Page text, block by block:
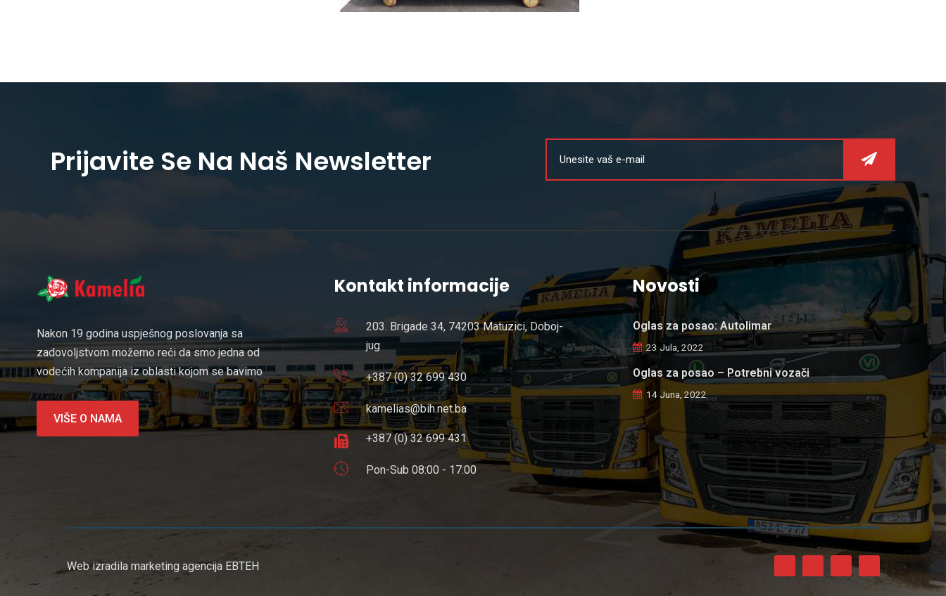
Prijavite Se Na Naš Newsletter
Nakon 19 godina uspješnog poslovanja sa
zadovoljstvom možemo reći da smo jedna od
vodećih kompanija iz oblasti kojom se bavimo
VIŠE O NAMA
Kontakt informacije
203. Brigade 34, 74203 Matuzici, Doboj-
jug
+387 (0) 32 699 430
kamelias@bih.net.ba
+387 (0) 32 699 431
Pon-Sub 08:00 - 17:00
Novosti
Oglas za posao: Autolimar
23 Jula, 2022
Oglas za posao – Potrebni vozači
14 Juna, 2022
Web izradila marketing agencija EBTEH